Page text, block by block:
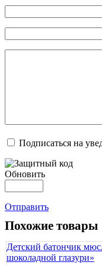
Подписаться на
Обновить
Отправить
Похожие товары
Детский батончик
шоколадной глазури»